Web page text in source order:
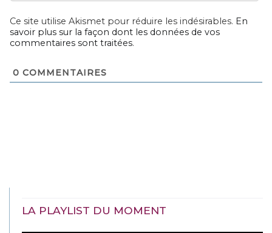
Ce site utilise Akismet pour réduire les indésirables. En
savoir plus sur la façon dont les données de vos
commentaires sont traitées.
0 COMMENTAIRES
LA PLAYLIST DU MOMENT